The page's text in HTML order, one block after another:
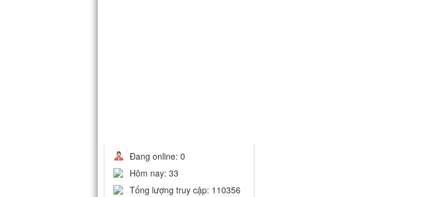
Đang online: 0
Hôm nay: 33
Tống lượng truy cập: 110356